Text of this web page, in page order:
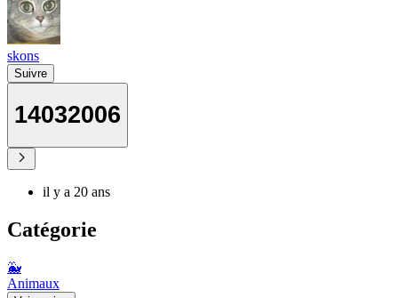
skons
Suivre
14032006
il y a 20 ans
Catégorie
🐳
Animaux